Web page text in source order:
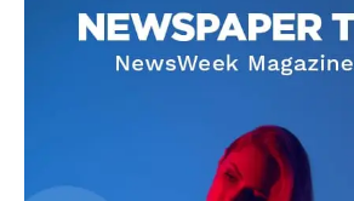
AIN NEWS 1
Contact Us